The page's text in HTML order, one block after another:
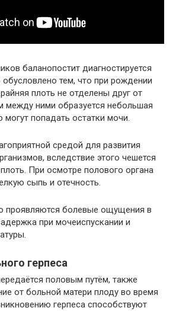
баланопостит диагностируется
тем, что при рождении
плоть не отделены друг от
между ними образуется небольшая
могут попадать остатки мочи.
средой для развития
вследствие этого чешется
При осмотре полового органа
сыпь и отечность.
проявляются болевые ощущения в
при мочеиспускании и
герпеса
половым путём, также
от больной матери плоду во время
герпеса способствуют